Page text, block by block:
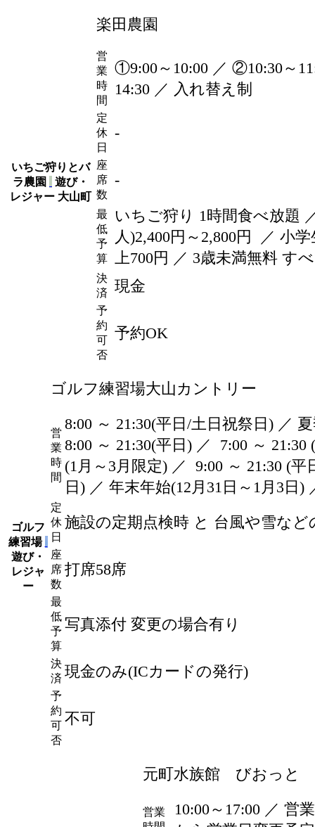
いちご狩りとバ
ラ農園
遊び・
レジャー 大山町
楽田農園
営
業
時
間
①9:00～10:00 ／ ②10:30～
14:30 ／ 入れ替え制
定
休
日
-
座
席
数
-
最
低
予
算
いちご狩り 1時間食べ放題
人)2,400円 ～2,800円
／ 小学
上700円 ／ 3歳未満無料 す
決
済
現金
予
約
可
否
予約OK
ゴルフ
練習場
遊び・
レジャ
ー
ゴルフ練習場大山カントリー
営
業
時
間
8:00 ～ 21:30(平日/土日祝祭日) ／
8:00 ～ 21:30(平日) ／ 7:00 ～
(1月～3月限定) ／ 9:00 ～ 21:30 (平
日) ／ 年末年始(12月31日～1月3日)
定
休
日
施設の定期点検時 と 台風や雪など
座
席
数
打席58席
最
低
予
算
写真添付 変更の場合有り
決
済 現金のみ(ICカードの発行)
予
約
可
否
不可
元町水族館 びおっと
営業
10:00～17:00 ／ 営